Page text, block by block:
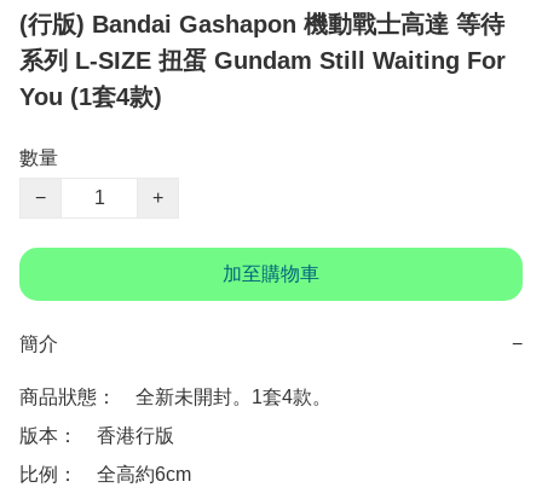
(行版) Bandai Gashapon 機動戰士高達 等待
系列 L-SIZE 扭蛋 Gundam Still Waiting For
You (1套4款)
數量
−
+
加至購物車
簡介 −
商品狀態：　全新未開封。1套4款。
版本：　香港行版
比例：　全高約6cm